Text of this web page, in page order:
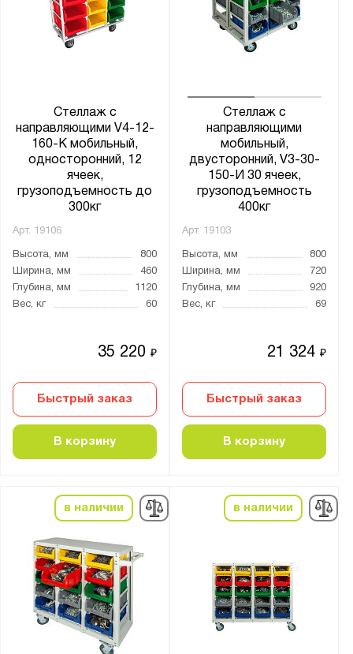
Стеллаж с
направляющими V4-12-
160-К мобильный,
односторонний, 12
ячеек,
грузоподъемность до
300кг
Арт. 19106
Высота, мм
800
Ширина, мм
460
Глубина, мм
1120
Вес, кг
60
35 220₽
Быстрый заказ
В корзину
Стеллаж с
направляющими
мобильный,
двусторонний, V3-30-
150-И 30 ячеек,
грузоподъемность
400кг
Арт. 19103
Высота, мм
800
Ширина, мм
720
Глубина, мм
920
Вес, кг
69
21 324₽
Быстрый заказ
В корзину
в наличии в наличии